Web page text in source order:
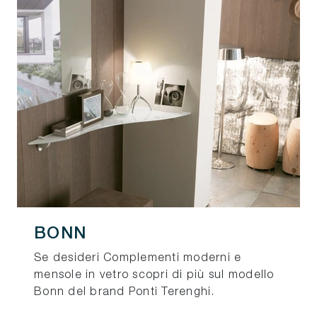
BONN
Se desideri Complementi moderni e
mensole in vetro scopri di più sul modello
Bonn del brand Ponti Terenghi.